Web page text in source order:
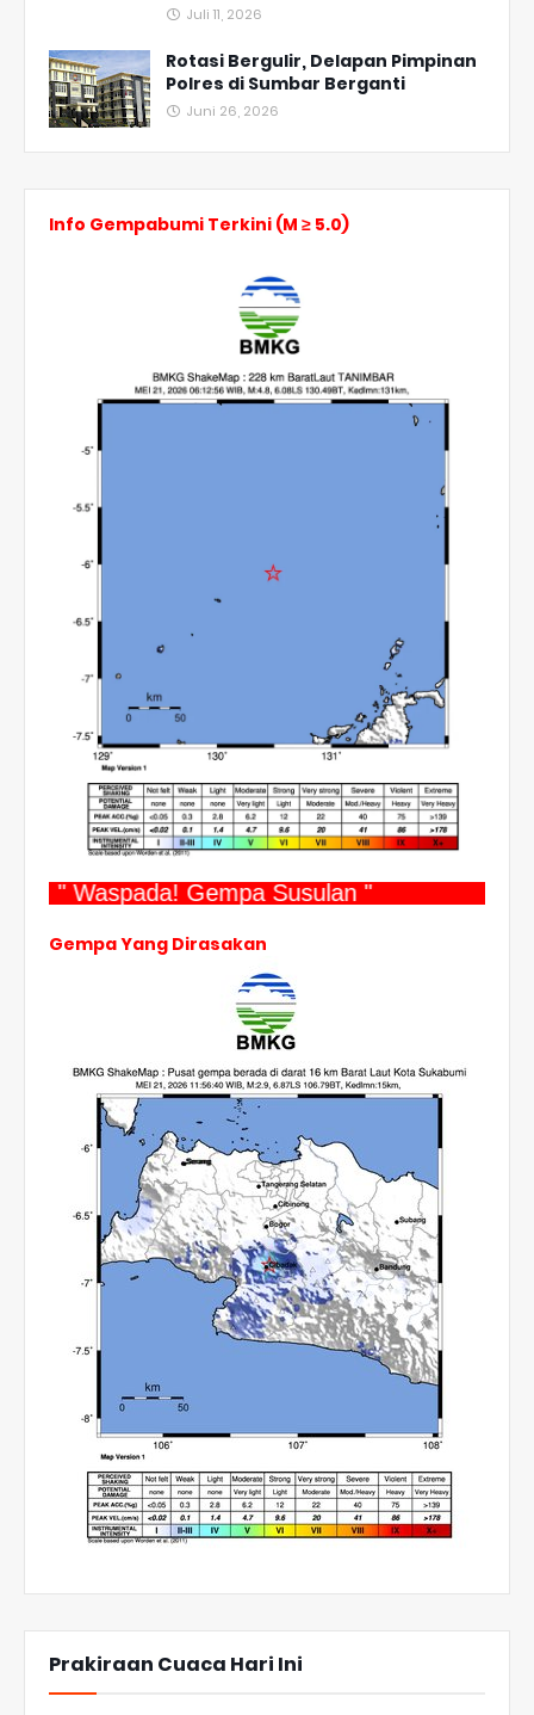
Juli 11, 2026
Rotasi Bergulir, Delapan Pimpinan
Polres di Sumbar Berganti
Juni 26, 2026
Info Gempabumi Terkini (M ≥ 5.0)
" Waspada! Gempa Susulan "
Gempa Yang Dirasakan
Prakiraan Cuaca Hari Ini